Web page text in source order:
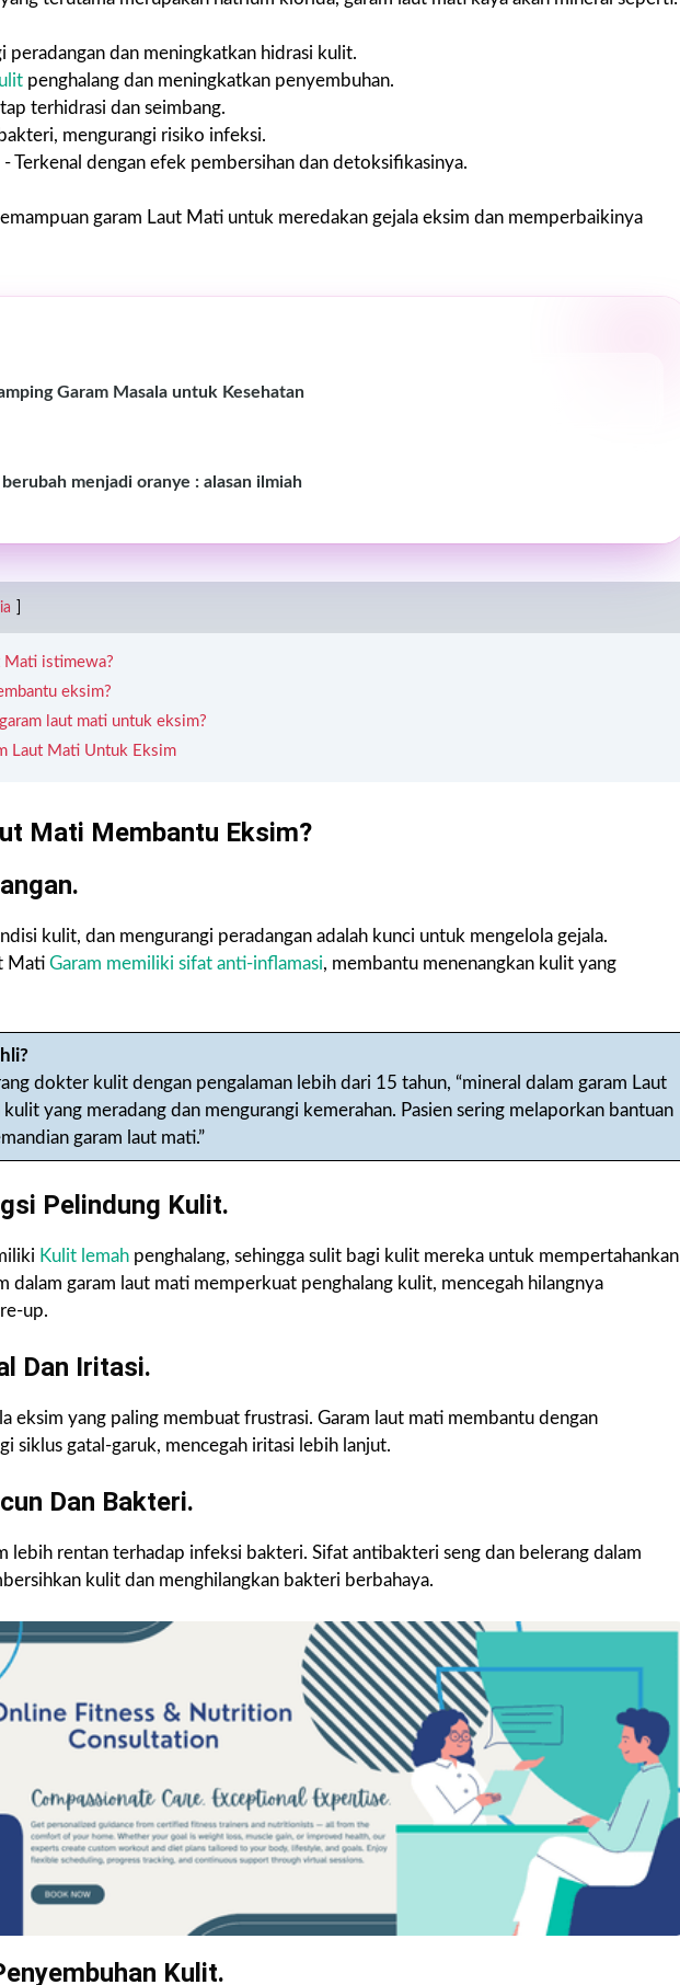
peradangan dan meningkatkan hidrasi kulit.
penghalang dan meningkatkan penyembuhan.
terhidrasi dan seimbang.
mengurangi risiko infeksi.
- Terkenal dengan efek pembersihan dan detoksifikasinya.
garam Laut Mati untuk meredakan gejala eksim dan memperbaikinya
Garam Masala untuk Kesehatan
menjadi oranye : alasan ilmiah
Mati istimewa?
eksim?
laut mati untuk eksim?
Laut Mati Untuk Eksim
Mati Membantu Eksim?
kulit, dan mengurangi peradangan adalah kunci untuk mengelola gejala.
Mati Garam memiliki sifat anti-inflamasi, membantu menenangkan kulit yang
dokter kulit dengan pengalaman lebih dari 15 tahun, “mineral dalam garam Laut
yang meradang dan mengurangi kemerahan. Pasien sering melaporkan bantuan
garam laut mati.”
Pelindung Kulit.
Kulit lemah penghalang, sehingga sulit bagi kulit mereka untuk mempertahankan
dalam garam laut mati memperkuat penghalang kulit, mencegah hilangnya
up.
Dan Iritasi.
eksim yang paling membuat frustrasi. Garam laut mati membantu dengan
siklus gatal-garuk, mencegah iritasi lebih lanjut.
Dan Bakteri.
lebih rentan terhadap infeksi bakteri. Sifat antibakteri seng dan belerang dalam
kulit dan menghilangkan bakteri berbahaya.
Kulit.